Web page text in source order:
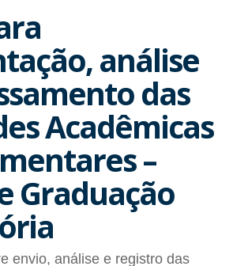
análise
das
Acadêmicas
–
Graduação
envio, análise e registro das